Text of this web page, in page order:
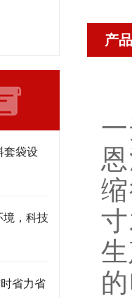
套袋设
境，科技
省力省
产